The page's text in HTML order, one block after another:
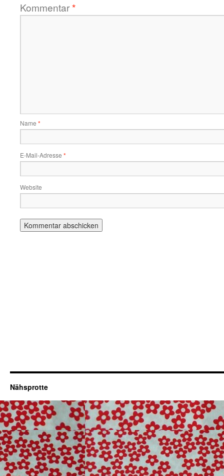
Kommentar*
Name *
E-Mail-Adresse *
Website
Nähsprotte